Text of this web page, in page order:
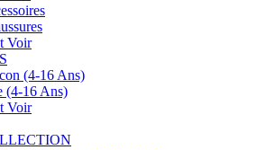
Voir
(4-16 Ans)
(4-16 Ans)
Voir